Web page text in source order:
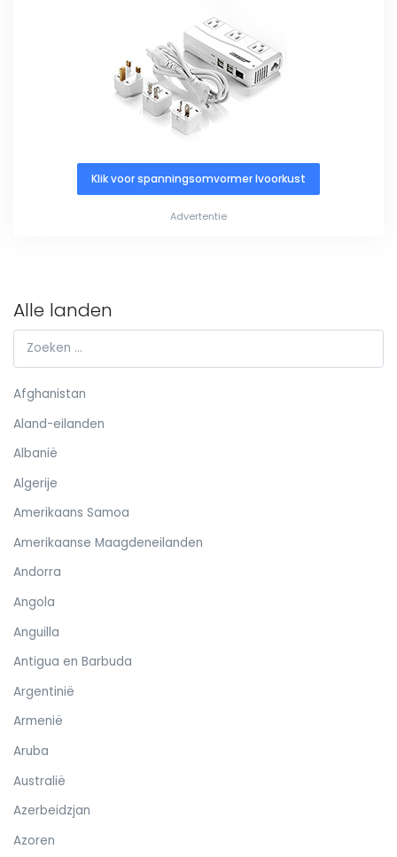
Klik voor spanningsomvormer Ivoorkust
Advertentie
Alle landen
Afghanistan
Aland-eilanden
Albanië
Algerije
Amerikaans Samoa
Amerikaanse Maagdeneilanden
Andorra
Angola
Anguilla
Antigua en Barbuda
Argentinië
Armenië
Aruba
Australië
Azerbeidzjan
Azoren